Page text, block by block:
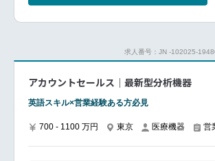
Data management/setting: budget and
Master data management: manual
績振替）
Pricing management（LP/RP/SPI/
求人番号：JN -102025-
アカウントセールス｜最新型分析機器
英語スキル×営業経験ある方必見
700 - 1100 万円 東京 医療機器 営